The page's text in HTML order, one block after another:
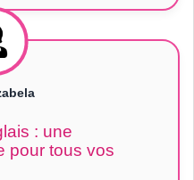
: une
pour tous vos